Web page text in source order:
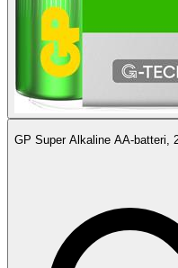
GP Super Alkaline AA-batteri,